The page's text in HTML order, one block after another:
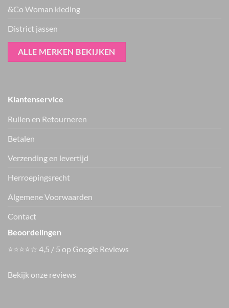
&Co Woman kleding
District jassen
ALLE MERKEN BEKIJKEN
Klantenservice
Ruilen en Retourneren
Betalen
Verzending en levertijd
Herroepingsrecht
Algemene Voorwaarden
Contact
Beoordelingen
⭐⭐⭐⭐☆ 4,5 / 5 op Google Reviews
Bekijk onze reviews
Only shirt ONLFREJA